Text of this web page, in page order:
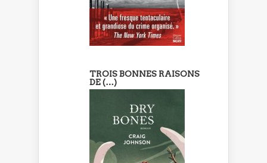
TROIS BONNES RAISONS
DE (…)